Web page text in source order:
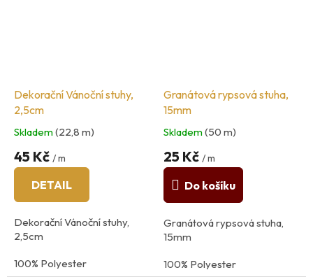
Dekorační Vánoční stuhy,
2,5cm
Skladem(22,8 m)
45 Kč / m
DETAIL
Dekorační Vánoční stuhy,
2,5cm
100% Polyester
Granátová rypsová stuha,
15mm
Skladem(50 m)
25 Kč / m
Do košíku
Granátová rypsová stuha,
15mm
100% Polyester